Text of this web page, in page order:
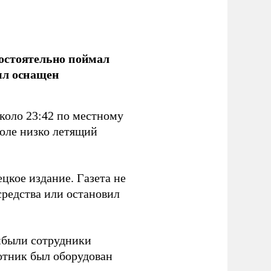
поймал
оснащен
23:42 по местному
низко летящий
издание. Газета не
или остановил
сотрудники
был оборудован